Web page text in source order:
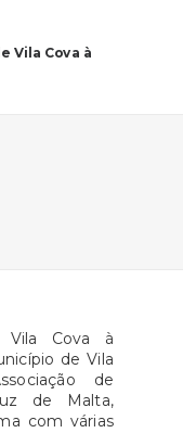
Vila Cova à
Cova à
de Vila
de
de Malta,
com várias